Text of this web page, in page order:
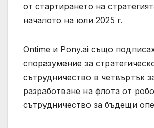
от стартирането на
началото на юли 2025 г.
Ontime и Pony.ai също
споразумение за
сътрудничество в четвъртък
разработване на флота от
сътрудничество за бъдещи